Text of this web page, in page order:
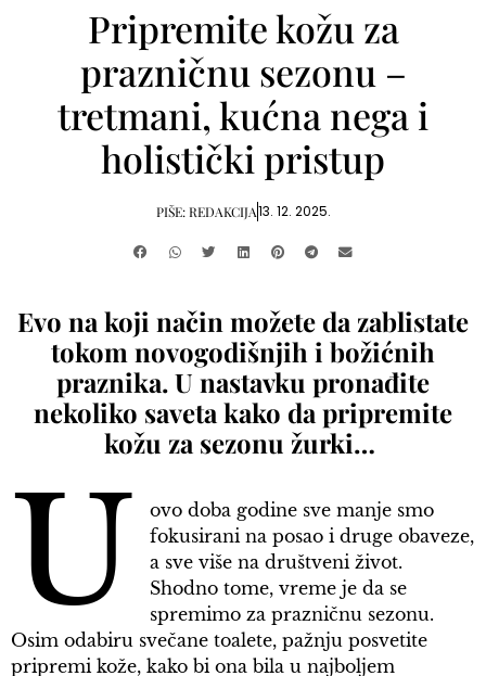
Pripremite kožu za
prazničnu sezonu –
tretmani, kućna nega i
holistički pristup
PIŠE:REDAKCIJA13. 12. 2025.
Evo na koji način možete da zablistate
tokom novogodišnjih i božićnih
praznika. U nastavku pronađite
nekoliko saveta kako da pripremite
kožu za sezonu žurki…
U
ovo doba godine sve manje smo
fokusirani na posao i druge obaveze,
a sve više na društveni život.
Shodno tome, vreme je da se
spremimo za prazničnu sezonu.
Osim odabiru svečane toalete, pažnju posvetite
pripremi kože, kako bi ona bila u najboljem